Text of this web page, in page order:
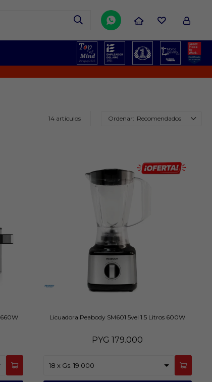

14 artículos Recomendados
Licuadora Peabody SM601 5vel 1.5 Litros 600W
PYG 179.000